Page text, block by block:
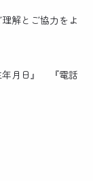
解とご協力をよ
年月日』 『電話